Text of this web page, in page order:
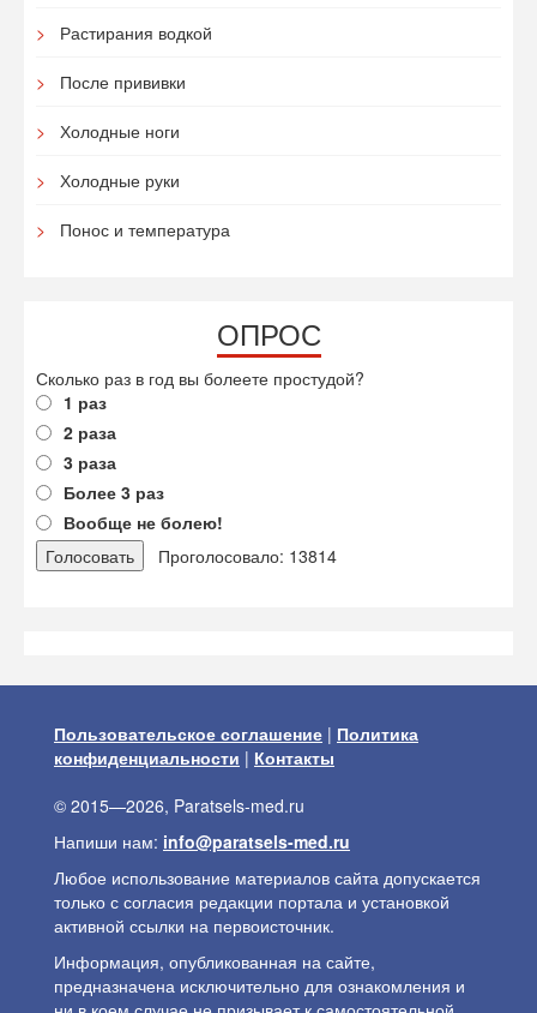
Растирания водкой
После прививки
Холодные ноги
Холодные руки
Понос и температура
ОПРОС
Сколько раз в год вы болеете простудой?
1 раз
2 раза
3 раза
Более 3 раз
Вообще не болею!
Проголосовало: 13814
Пользовательское соглашение | Политика
конфиденциальности | Контакты
© 2015—2026, Paratsels-med.ru
Напиши нам: info@paratsels-med.ru
Любое использование материалов сайта допускается
только с согласия редакции портала и установкой
активной ссылки на первоисточник.
Информация, опубликованная на сайте,
предназначена исключительно для ознакомления и